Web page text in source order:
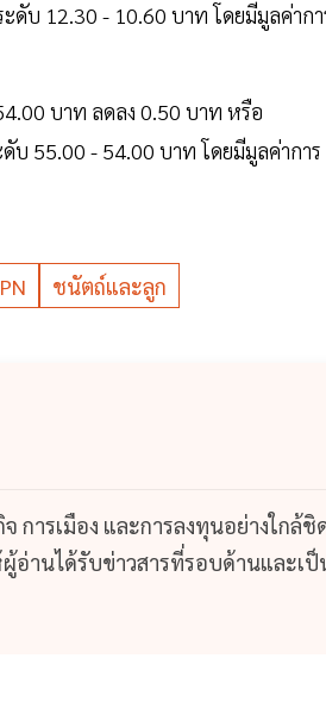
ดับ 12.30 - 10.60 บาท โดยมีมูลค่าก
บาท ลดลง 0.50 บาท หรือ
บ 55.00 - 54.00 บาท โดยมีมูลค่าการ
ชนัตถ์และลูก
การเมือง และการลงทุนอย่างใกล้ชิ
อ่านได้รับข่าวสารที่รอบด้านและเป็